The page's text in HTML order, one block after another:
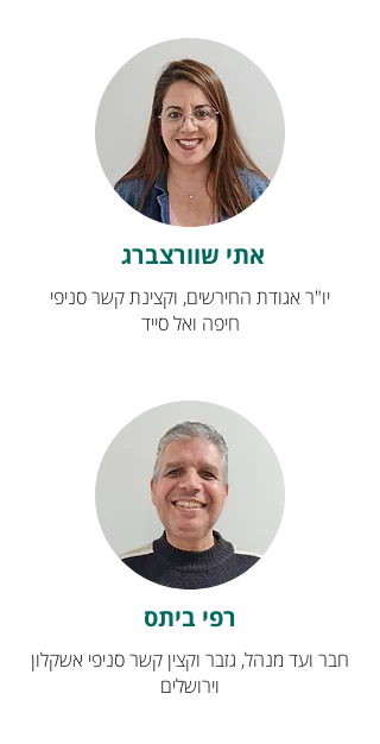
אתי שוורצברג
יו"ר אגודת החירשים, וקצינת קשר סניפי
חיפה ואל סייד
רפי ביתס
חבר ועד מנהל, גזבר וקצין קשר סניפי אשקלון
וירושלים